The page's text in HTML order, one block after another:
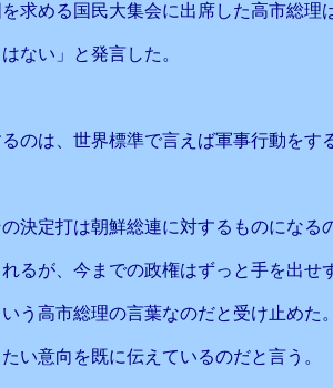
求める国民大集会に出席した高市総理
ない」と発言した。
のは、世界標準で言えば軍事行動をす
決定打は朝鮮総連に対するものになる
るが、今までの政権はずっと手を出せ
う高市総理の言葉なのだと受け止めた。
い意向を既に伝えているのだと言う。